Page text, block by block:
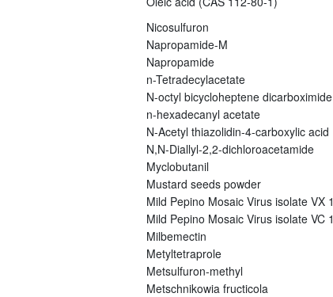
Nicosulfuron
Napropamide-M
Napropamide
n-Tetradecylacetate
N-octyl bicycloheptene dicarboximide
n-hexadecanyl acetate
N-Acetyl thiazolidin-4-carboxylic acid
N,N-Diallyl-2,2-dichloroacetamide
Myclobutanil
Mustard seeds powder
Mild Pepino Mosaic Virus isolate VX 1
Mild Pepino Mosaic Virus isolate VC 1
Milbemectin
Metyltetraprole
Metsulfuron-methyl
Metschnikowia fructicola